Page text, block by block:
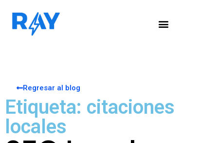
Regresar al blog
Etiqueta: citaciones
locales